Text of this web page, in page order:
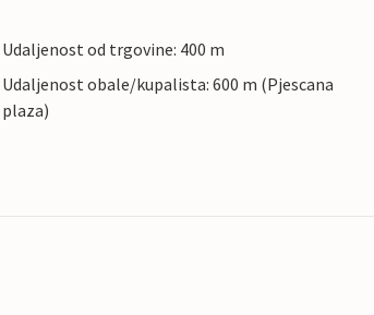
Udaljenost od trgovine: 400 m
Udaljenost obale/kupalista: 600 m (Pjescana
plaza)